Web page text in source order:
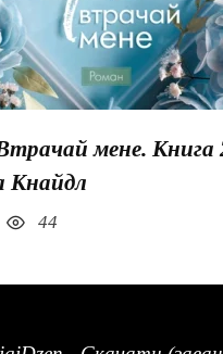
мене. Книга
Кнайдл
44